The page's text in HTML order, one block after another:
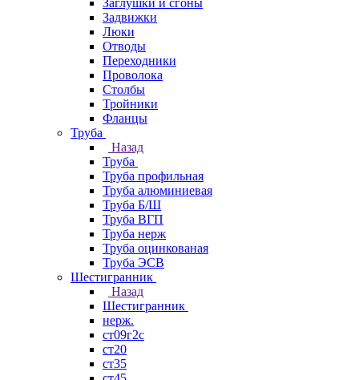
Заглушки и сгоны
Задвижки
Люки
Отводы
Переходники
Проволока
Столбы
Тройники
Фланцы
Труба
Назад
Труба
Труба профильная
Труба алюминиевая
Труба Б/Ш
Труба ВГП
Труба нерж
Труба оцинкованая
Труба ЭСВ
Шестигранник
Назад
Шестигранник
нерж.
ст09г2с
ст20
ст35